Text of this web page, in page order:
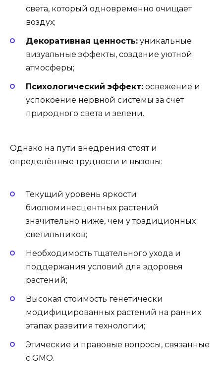
света, который одновременно очищает
воздух;
Декоративная ценность: уникальные
визуальные эффекты, создание уютной
атмосферы;
Психологический эффект: освежение и
успокоение нервной системы за счёт
природного света и зелени.
Однако на пути внедрения стоят и
определённые трудности и вызовы:
Текущий уровень яркости
биолюминесцентных растений
значительно ниже, чем у традиционных
светильников;
Необходимость тщательного ухода и
поддержания условий для здоровья
растений;
Высокая стоимость генетически
модифицированных растений на ранних
этапах развития технологии;
Этические и правовые вопросы, связанные
с GMO.